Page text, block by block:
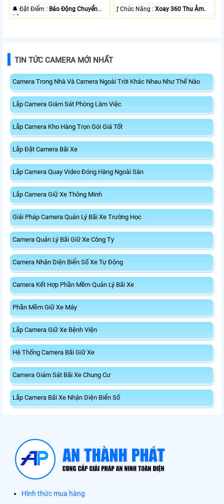
️🔔 Đặt Điểm : Báo Động Chuyển
Động.
️ƒ Chức Năng :Xoay 360 Thu Âm.
TIN TỨC CAMERA MỚI NHẤT
Camera Trong Nhà Và Camera Ngoài Trời Khác Nhau Như Thế Nào
Lắp Camera Giám Sát Phòng Làm Việc
Lắp Camera Kho Hàng Trọn Gói Giá Tốt
Lắp Đặt Camera Bãi Xe
Lắp Camera Quay Video Đóng Hàng Ngoài Sàn
Lắp Camera Giữ Xe Thông Minh
Giải Pháp Camera Quản Lý Bãi Xe Trường Học
Camera Quản Lý Bãi Giữ Xe Công Ty
Camera Nhận Diện Biển Số Xe Tự Động
Camera Kết Hợp Phần Mềm Quản Lý Bãi Xe
Phần Mềm Giữ Xe Máy
Lắp Camera Giữ Xe Bệnh Viện
Hệ Thống Camera Bãi Giữ Xe
Camera Giám Sát Bãi Xe Chung Cư
Lắp Camera Bãi Xe Nhận Diện Biển Số
Hình thức mua hàng